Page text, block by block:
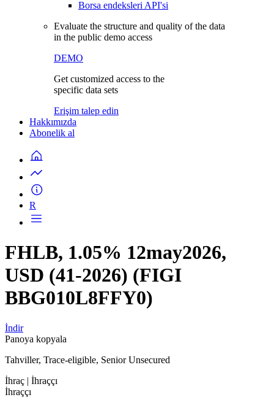
Borsa endeksleri API'si
Evaluate the structure and quality of the data
in the public demo access
DEMO
Get customized access to the
specific data sets
Erişim talep edin
Hakkımızda
Abonelik al
R
FHLB, 1.05% 12may2026,
USD (41-2026) (FIGI
BBG010L8FFY0)
İndir
Panoya kopyala
Tahviller, Trace-eligible, Senior Unsecured
İhraç | İhraççı
İhraççı